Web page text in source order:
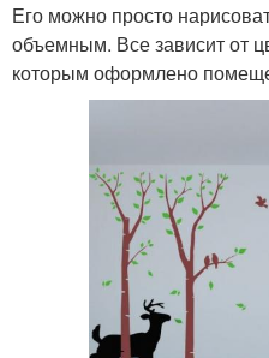
Его можно просто
объемным. Все зависит от
которым оформлено